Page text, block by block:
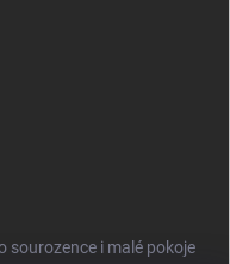
sourozence i malé pokoje